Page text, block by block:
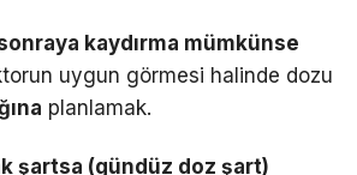
kaydırma mümkünse
uygun görmesi halinde dozu
planlamak.
şartsa (gündüz doz şart)